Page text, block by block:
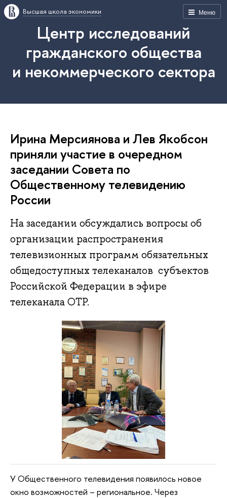
Меню
Высшая школа экономики
Центр исследований
гражданского общества
и некоммерческого сектора
Ирина Мерсиянова и Лев Якобсон
приняли участие в очередном
заседании Совета по
Общественному телевидению
России
На заседании обсуждались вопросы об
организации распространения
телевизионных программ обязательных
общедоступных телеканалов субъектов
Российской Федерации в эфире
телеканала ОТР.
У Общественного телевидения появилось новое
окно возможностей – региональное. Через